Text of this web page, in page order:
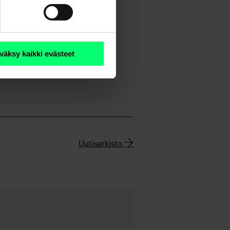
kaikki evästeet
muidenkin talouksien
Uutisarkisto